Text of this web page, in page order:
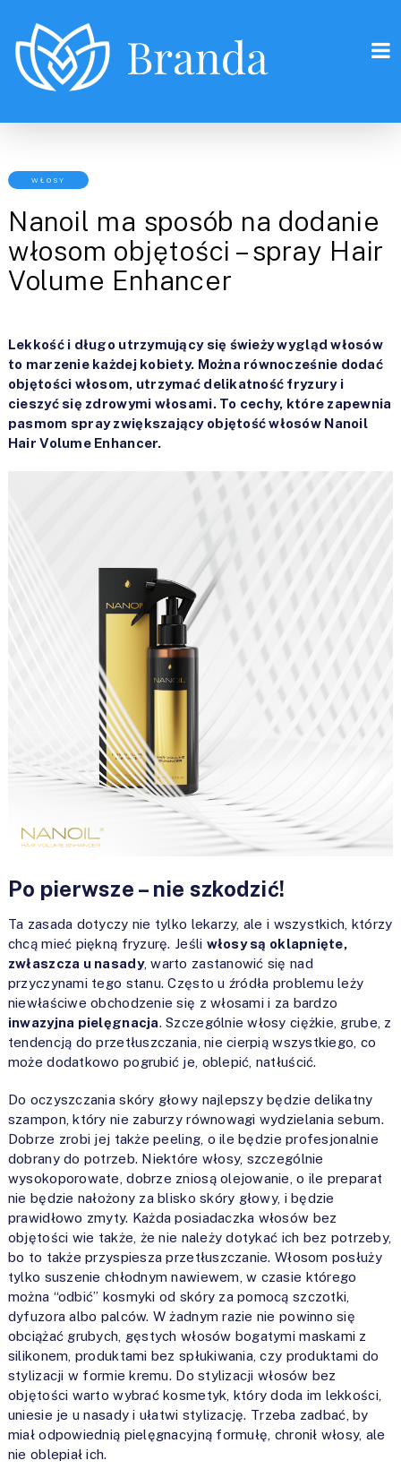
WŁOSY
Nanoil ma sposób na dodanie
włosom objętości – spray Hair
Volume Enhancer
Lekkość i długo utrzymujący się świeży wygląd włosów
to marzenie każdej kobiety. Można równocześnie dodać
objętości włosom, utrzymać delikatność fryzury i
cieszyć się zdrowymi włosami. To cechy, które zapewnia
pasmom spray zwiększający objętość włosów Nanoil
Hair Volume Enhancer.
Po pierwsze – nie szkodzić!
Ta zasada dotyczy nie tylko lekarzy, ale i wszystkich, którzy
chcą mieć piękną fryzurę. Jeśli włosy są oklapnięte,
zwłaszcza u nasady, warto zastanowić się nad
przyczynami tego stanu. Często u źródła problemu leży
niewłaściwe obchodzenie się z włosami i za bardzo
inwazyjna pielęgnacja. Szczególnie włosy ciężkie, grube, z
tendencją do przetłuszczania, nie cierpią wszystkiego, co
może dodatkowo pogrubić je, oblepić, natłuścić.
Do oczyszczania skóry głowy najlepszy będzie delikatny
szampon, który nie zaburzy równowagi wydzielania sebum.
Dobrze zrobi jej także peeling, o ile będzie profesjonalnie
dobrany do potrzeb. Niektóre włosy, szczególnie
wysokoporowate, dobrze zniosą olejowanie, o ile preparat
nie będzie nałożony za blisko skóry głowy, i będzie
prawidłowo zmyty. Każda posiadaczka włosów bez
objętości wie także, że nie należy dotykać ich bez potrzeby,
bo to także przyspiesza przetłuszczanie. Włosom posłuży
tylko suszenie chłodnym nawiewem, w czasie którego
można “odbić” kosmyki od skóry za pomocą szczotki,
dyfuzora albo palców. W żadnym razie nie powinno się
obciążać grubych, gęstych włosów bogatymi maskami z
silikonem, produktami bez spłukiwania, czy produktami do
stylizacji w formie kremu. Do stylizacji włosów bez
objętości warto wybrać kosmetyk, który doda im lekkości,
uniesie je u nasady i ułatwi stylizację. Trzeba zadbać, by
miał odpowiednią pielęgnacyjną formułę, chronił włosy, ale
nie oblepiał ich.